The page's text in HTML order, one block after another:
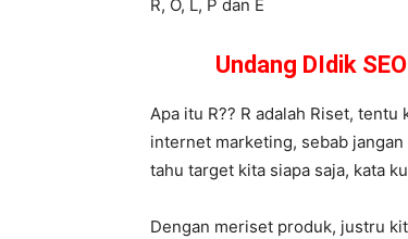
R, O, L, P dan E
Undang DIdik
Apa itu R?? R adalah Riset,
internet marketing, sebab
tahu target kita siapa saja, kata
Dengan meriset produk, justru